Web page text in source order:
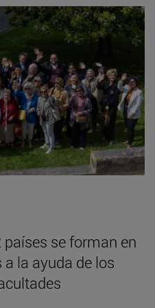
se forman en
la ayuda de los